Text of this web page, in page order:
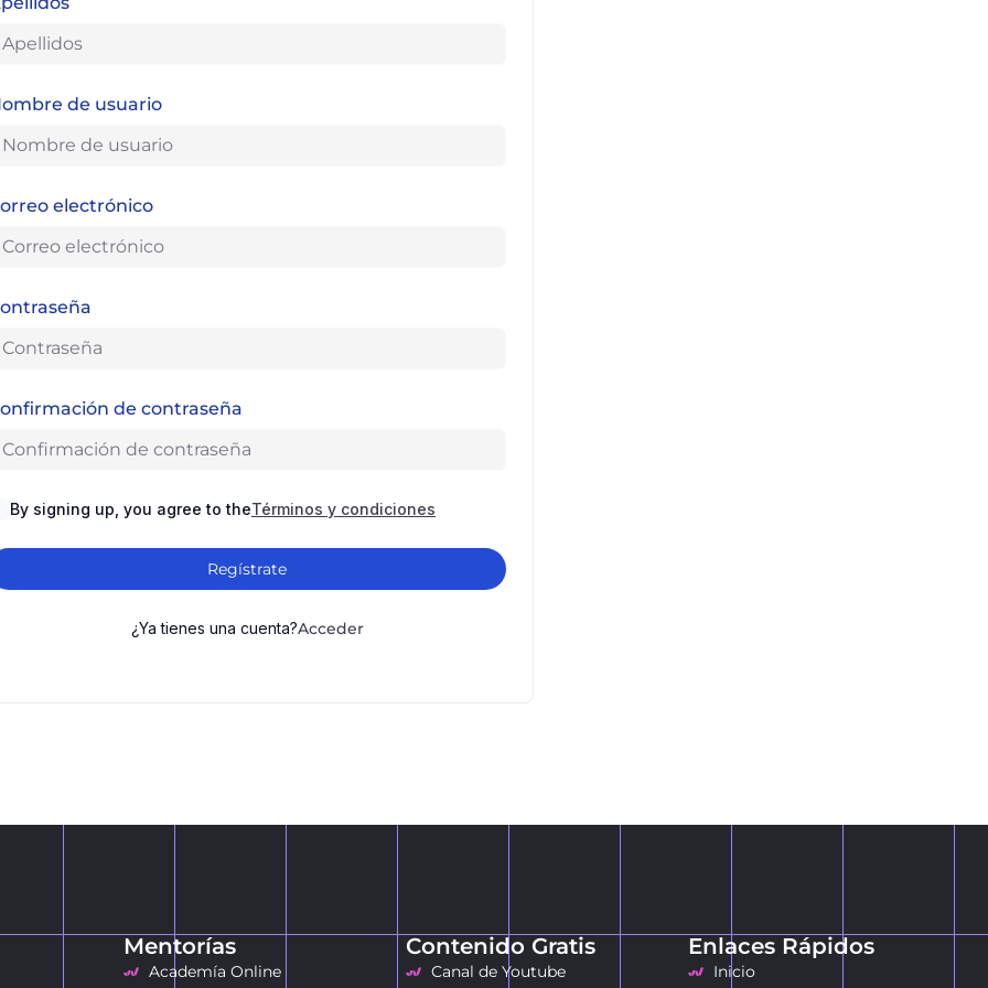
de usuario
electrónico
de contraseña
By signing up, you agree to theTérminos y condiciones
Regístrate
¿Ya tienes una cuenta?Acceder
Mentorías
Academía Online
Contenido Gratis
Canal de Youtube
Enlaces Rápidos
Inicio